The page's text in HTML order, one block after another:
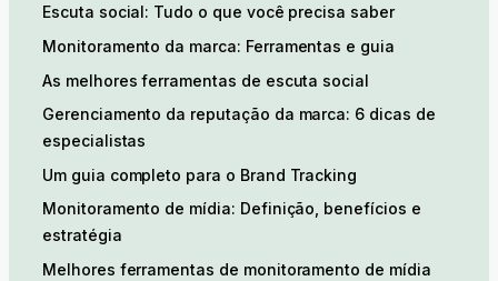
Escuta social: Tudo o que você precisa saber
Monitoramento da marca: Ferramentas e guia
As melhores ferramentas de escuta social
Gerenciamento da reputação da marca: 6 dicas de
especialistas
Um guia completo para o Brand Tracking
Monitoramento de mídia: Definição, benefícios e
estratégia
Melhores ferramentas de monitoramento de mídia